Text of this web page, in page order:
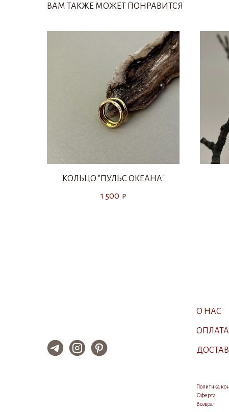
ВАМ ТАКЖЕ МОЖЕТ ПОНРАВИТСЯ
КОЛЬЦО "ПУЛЬС ОКЕАНА"
1 500 ₽
О НАС
ОПЛАТА
Оферта
Возврат
Политика